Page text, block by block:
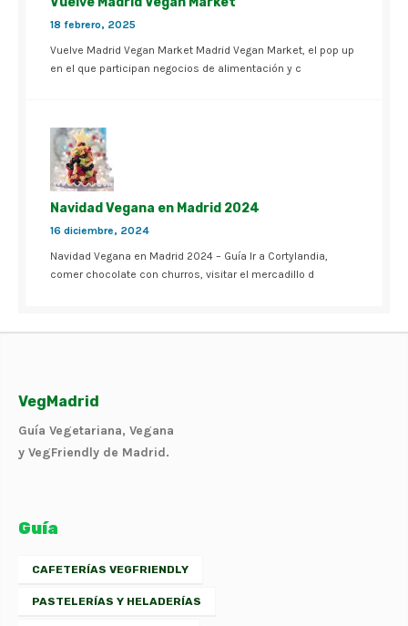
18 febrero, 2025
Vuelve Madrid Vegan Market Madrid Vegan Market, el pop up
en el que participan negocios de alimentación y c
Navidad Vegana en Madrid 2024
16 diciembre, 2024
Navidad Vegana en Madrid 2024 – Guía Ir a Cortylandia,
comer chocolate con churros, visitar el mercadillo d
VegMadrid
Guía Vegetariana, Vegana
y VegFriendly de Madrid.
Guía
CAFETERÍAS VEGFRIENDLY
PASTELERÍAS Y HELADERÍAS